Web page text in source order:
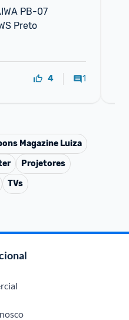
PB-07
Preto
4 1
Magazine Luiza
Projetores
TVs